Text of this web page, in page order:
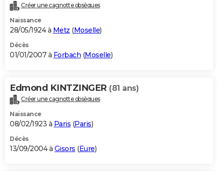
Créer une cagnotte obsèques
Naissance
28/05/1924 à Metz (Moselle)
Décès
01/01/2007 à Forbach (Moselle)
Edmond KINTZINGER (81 ans)
Créer une cagnotte obsèques
Naissance
08/02/1923 à Paris (Paris)
Décès
13/09/2004 à Gisors (Eure)